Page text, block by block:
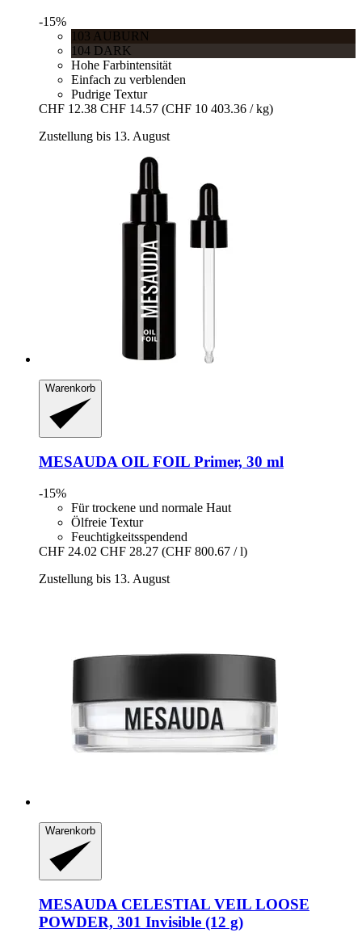
-15%
103 AUBURN
104 DARK
Hohe Farbintensität
Einfach zu verblenden
Pudrige Textur
CHF 12.38 CHF 14.57 (CHF 10 403.36 / kg)
Zustellung bis 13. August
Warenkorb
MESAUDA OIL FOIL Primer, 30 ml
-15%
Für trockene und normale Haut
Ölfreie Textur
Feuchtigkeitsspendend
CHF 24.02 CHF 28.27 (CHF 800.67 / l)
Zustellung bis 13. August
Warenkorb
MESAUDA CELESTIAL VEIL LOOSE
POWDER, 301 Invisible (12 g)